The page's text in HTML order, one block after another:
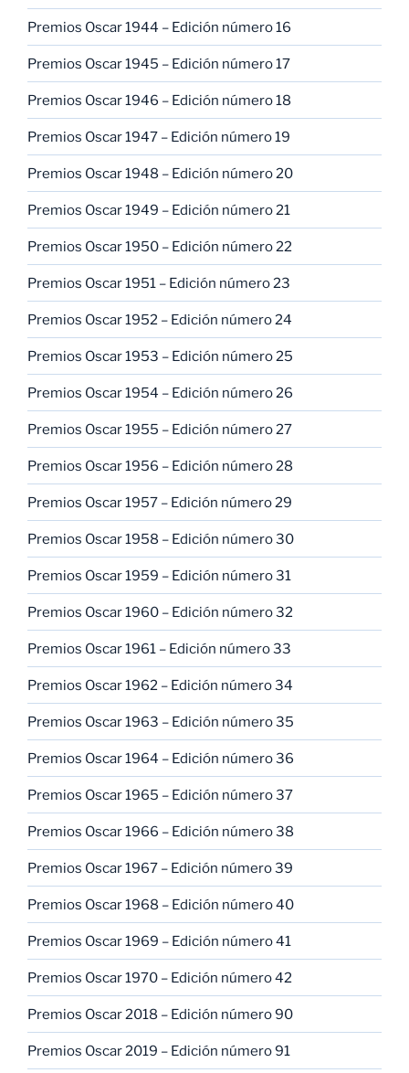
Premios Oscar 1944 – Edición número 16
Premios Oscar 1945 – Edición número 17
Premios Oscar 1946 – Edición número 18
Premios Oscar 1947 – Edición número 19
Premios Oscar 1948 – Edición número 20
Premios Oscar 1949 – Edición número 21
Premios Oscar 1950 – Edición número 22
Premios Oscar 1951 – Edición número 23
Premios Oscar 1952 – Edición número 24
Premios Oscar 1953 – Edición número 25
Premios Oscar 1954 – Edición número 26
Premios Oscar 1955 – Edición número 27
Premios Oscar 1956 – Edición número 28
Premios Oscar 1957 – Edición número 29
Premios Oscar 1958 – Edición número 30
Premios Oscar 1959 – Edición número 31
Premios Oscar 1960 – Edición número 32
Premios Oscar 1961 – Edición número 33
Premios Oscar 1962 – Edición número 34
Premios Oscar 1963 – Edición número 35
Premios Oscar 1964 – Edición número 36
Premios Oscar 1965 – Edición número 37
Premios Oscar 1966 – Edición número 38
Premios Oscar 1967 – Edición número 39
Premios Oscar 1968 – Edición número 40
Premios Oscar 1969 – Edición número 41
Premios Oscar 1970 – Edición número 42
Premios Oscar 2018 – Edición número 90
Premios Oscar 2019 – Edición número 91